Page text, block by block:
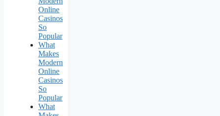
Online
Casinos
So
Popular
What
Makes
Modern
Online
Casinos
So
Popular
What